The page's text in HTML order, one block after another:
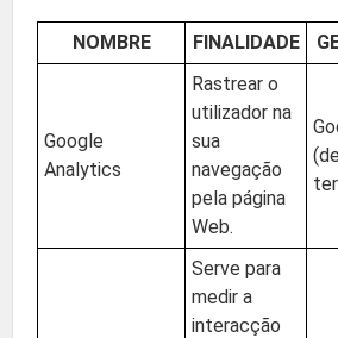
NOMBRE FINALIDADE
Google
Analytics
Rastrear o
utilizador na
sua
navegação
pela página
Web.
(de
Serve para
medir a
interacção